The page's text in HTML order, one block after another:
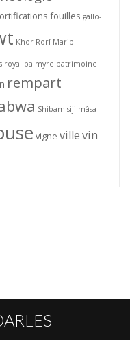
fouilles gallo-
Khor Rorî Marib
royal palmyre patrimoine
rempart
Shibam sijilmâsa
vigne villevin